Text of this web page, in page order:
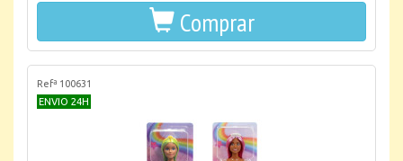
Comprar
Refª 100631
ENVIO 24H